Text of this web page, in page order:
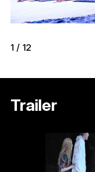
1 / 12
Trailer